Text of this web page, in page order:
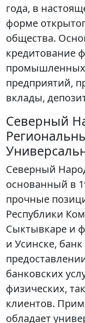
года, в
форме
общества.
кредитование
предприятий,
вклады,
Северный
Северный
основанный в
прочные
Республики
Сыктывкаре и
и Усинске,
банковских
физических,
клиентов.
обладает